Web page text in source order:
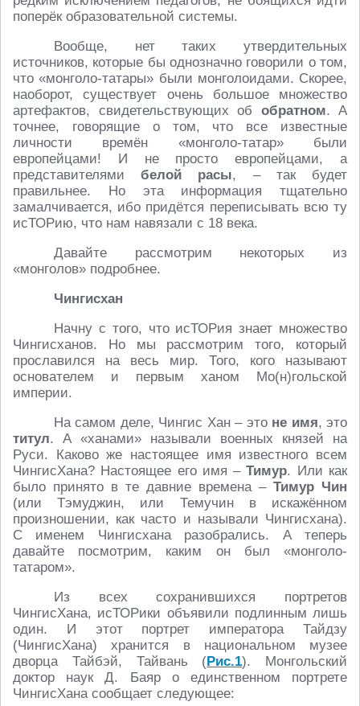
поперёк образовательной системы.
Вообще, нет таких утвердительных
источников, которые бы однозначно говорили о том,
что «монголо-татары» были монголоидами. Скорее,
наоборот, существует очень большое множество
артефактов, свидетельствующих об обратном. А
точнее, говорящие о том, что все известные
личности времён «монголо-татар» были
европейцами! И не просто европейцами, а
представителямибелой расы, – так будет
правильнее. Но эта информация тщательно
замалчивается, ибо придётся переписывать всю ту
исТОРию, что нам навязали с 18 века.
Давайте рассмотрим некоторых из
«монголов» подробнее.
Чингисхан
Начну с того, что исТОРия знает множество
Чингисханов. Но мы рассмотрим того, который
прославился на весь мир. Того, кого называют
основателем и первым ханом Мо(н)гольской
империи.
На самом деле, Чингис Хан – это не имя, это
титул. А «ханами» называли военных князей на
Руси. Каково же настоящее имя известного всем
ЧингисХана? Настоящее его имя –Тимур. Или как
было принято в те давние времена – Тимур Чин
(или Тэмуджин, или Темучин в искажённом
произношении, как часто и называли Чингисхана).
С именем Чингисхана разобрались. А теперь
давайте посмотрим, каким он был «монголо-
татаром».
Из всех сохранившихся портретов
ЧингисХана, исТОРики объявили подлинным лишь
один. И этот портрет императора Тайдзу
(ЧингисХана) хранится в национальном музее
дворца Тайбэй, Тайвань (Рис.1). Монгольский
доктор наук Д. Баяр о единственном портрете
ЧингисХана сообщает следующее: